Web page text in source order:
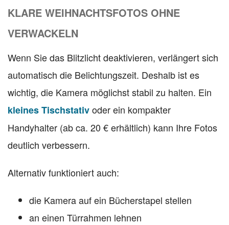
KLARE WEIHNACHTSFOTOS OHNE
VERWACKELN
Wenn Sie das Blitzlicht deaktivieren, verlängert sich
automatisch die Belichtungszeit. Deshalb ist es
wichtig, die Kamera möglichst stabil zu halten. Ein
kleines Tischstativoder ein kompakter
Handyhalter (ab ca. 20 € erhältlich) kann Ihre Fotos
deutlich verbessern.
Alternativ funktioniert auch:
die Kamera auf ein Bücherstapel stellen
an einen Türrahmen lehnen